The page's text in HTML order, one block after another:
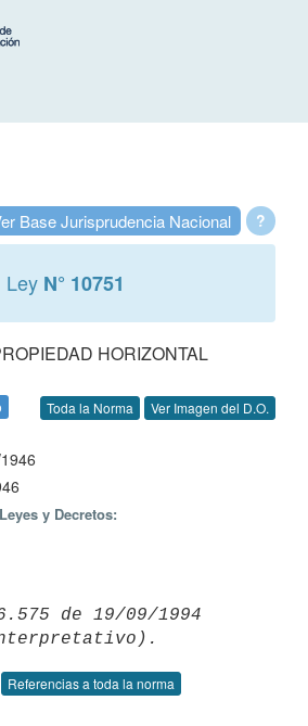
?
Base Jurisprudencia Nacional
Ley N° 10751
HORIZONTAL
Toda la Norma Ver Imagen del D.O.
y Decretos:
de 19/09/1994
Referencias a toda la norma